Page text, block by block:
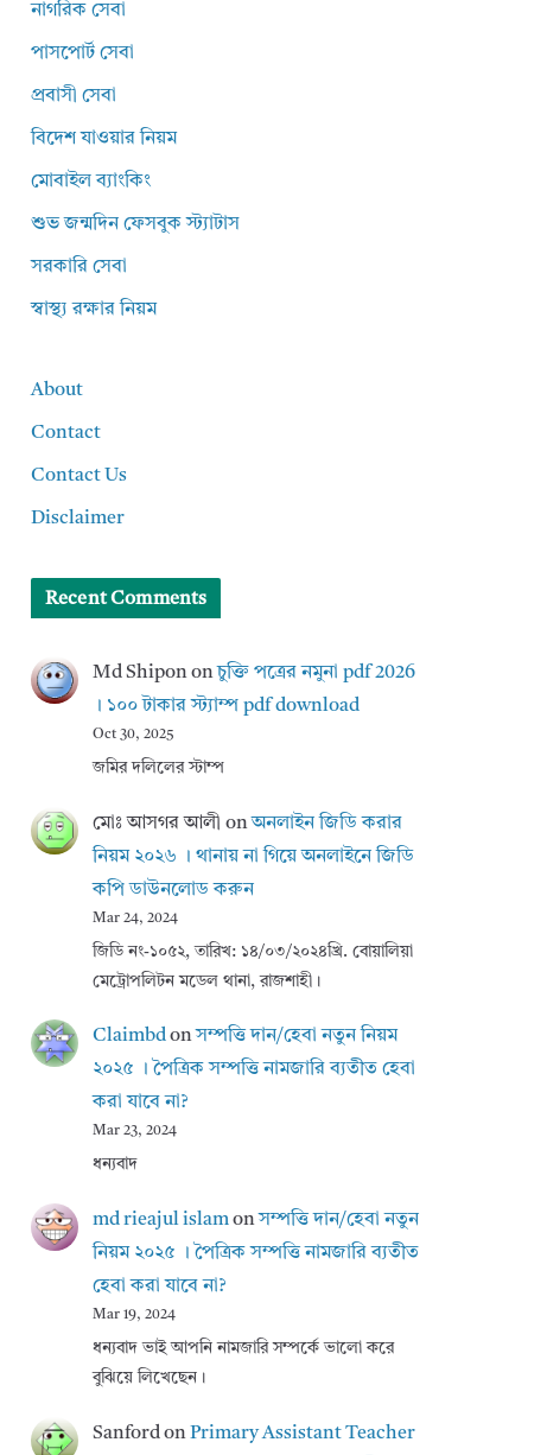
নাগরিক সেবা
পাসপোর্ট সেবা
প্রবাসী সেবা
বিদেশ যাওয়ার নিয়ম
মোবাইল ব্যাংকিং
শুভ জন্মদিন ফেসবুক স্ট্যাটাস
সরকারি সেবা
স্বাস্থ্য রক্ষার নিয়ম
About
Contact
Contact Us
Disclaimer
Recent Comments
Md Shipononচুক্তি পত্রের নমুনা pdf 2026
। ১০০ টাকার স্ট্যাম্প pdf download
Oct 30, 2025
জমির দলিলের স্টাম্প
মোঃ আসগর আলী onঅনলাইন জিডি করার
নিয়ম ২০২৬ । থানায় না গিয়ে অনলাইনে জিডি
কপি ডাউনলোড করুন
Mar 24, 2024
জিডি নং-১০৫২, তারিখ: ১৪/০৩/২০২৪খ্রি. বোয়ালিয়া
মেট্রোপলিটন মডেল থানা, রাজশাহী।
Claimbdonসম্পত্তি দান/হেবা নতুন নিয়ম
২০২৫ । পৈত্রিক সম্পত্তি নামজারি ব্যতীত হেবা
করা যাবে না?
Mar 23, 2024
ধন্যবাদ
md rieajul islamonসম্পত্তি দান/হেবা নতুন
নিয়ম ২০২৫ । পৈত্রিক সম্পত্তি নামজারি ব্যতীত
হেবা করা যাবে না?
Mar 19, 2024
ধন্যবাদ ভাই আপনি নামজারি সম্পর্কে ভালো করে
বুঝিয়ে লিখেছেন।
SanfordonPrimary Assistant Teacher